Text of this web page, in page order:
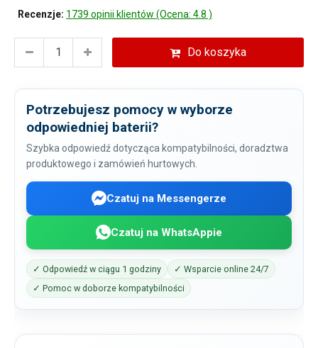
Recenzje: 1739 opinii klientów (Ocena: 4.8 )
Do koszyka
Potrzebujesz pomocy w wyborze
odpowiedniej baterii?
Szybka odpowiedź dotycząca kompatybilności, doradztwa
produktowego i zamówień hurtowych.
Czatuj na Messengerze
Czatuj na WhatsAppie
✓ Odpowiedź w ciągu 1 godziny
✓ Wsparcie online 24/7
✓ Pomoc w doborze kompatybilności